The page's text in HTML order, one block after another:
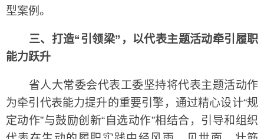
型案例。
三、打造“引领梁”，以代表主题活动牵引履职
能力跃升
省人大常委会代表工委坚持将代表主题活动作
为牵引代表能力提升的重要引擎，通过精心设计“规
定动作”与鼓励创新“自选动作”相结合，引导和组织